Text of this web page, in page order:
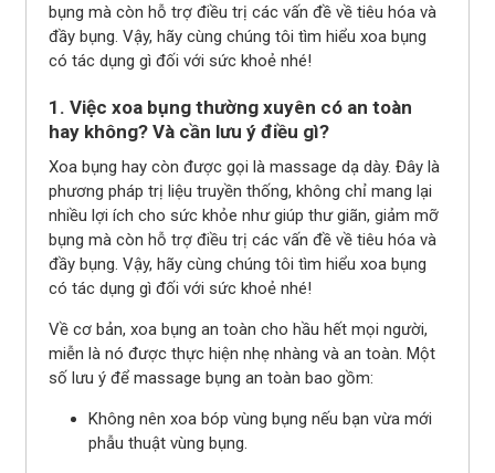
bụng mà còn hỗ trợ điều trị các vấn đề về tiêu hóa và
đầy bụng. Vậy, hãy cùng chúng tôi tìm hiểu xoa bụng
có tác dụng gì đối với sức khoẻ nhé!
1. Việc xoa bụng thường xuyên có an toàn
hay không? Và cần lưu ý điều gì?
Xoa bụng hay còn được gọi là massage dạ dày. Đây là
phương pháp trị liệu truyền thống, không chỉ mang lại
nhiều lợi ích cho sức khỏe như giúp thư giãn, giảm mỡ
bụng mà còn hỗ trợ điều trị các vấn đề về tiêu hóa và
đầy bụng. Vậy, hãy cùng chúng tôi tìm hiểu xoa bụng
có tác dụng gì đối với sức khoẻ nhé!
Về cơ bản, xoa bụng an toàn cho hầu hết mọi người,
miễn là nó được thực hiện nhẹ nhàng và an toàn. Một
số lưu ý để massage bụng an toàn bao gồm:
Không nên xoa bóp vùng bụng nếu bạn vừa mới
phẫu thuật vùng bụng.